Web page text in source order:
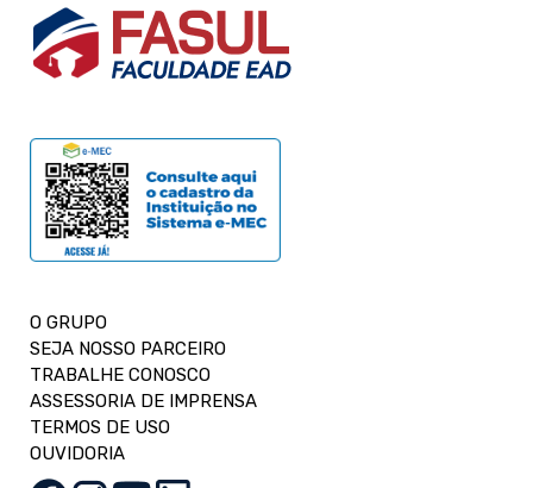
O GRUPO
SEJA NOSSO PARCEIRO
TRABALHE CONOSCO
ASSESSORIA DE IMPRENSA
TERMOS DE USO
OUVIDORIA